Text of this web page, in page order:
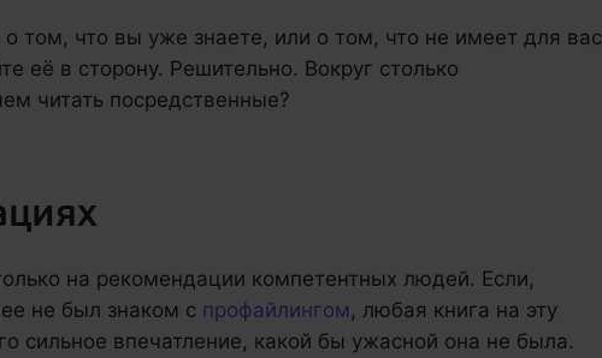
о том, что вы уже знаете, или о том, что не имеет для вас
её в сторону. Решительно. Вокруг столько
читать посредственные?
на рекомендации компетентных людей. Если,
не был знаком с профайлингом , любая книга на эту
сильное впечатление, какой бы ужасной она не была.